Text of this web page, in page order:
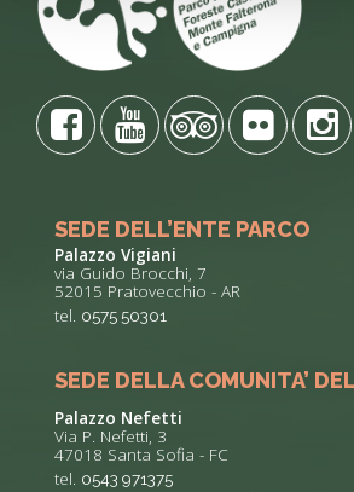
SEDE DELL’ENTE PARCO
Palazzo Vigiani
via Guido Brocchi, 7
52015 Pratovecchio - AR
tel. 0575 50301
SEDE DELLA COMUNITA’
Palazzo Nefetti
Via P. Nefetti, 3
47018 Santa Sofia - FC
tel. 0543 971375